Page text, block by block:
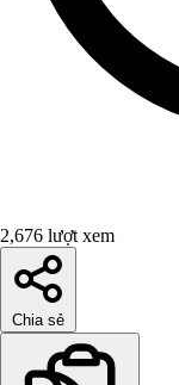
2,676 lượt xem
Chia sẻ